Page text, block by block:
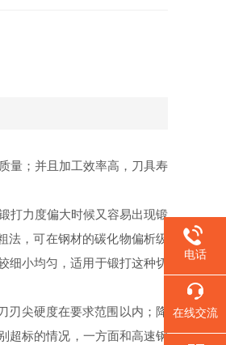
量；并且加工效率高，刀具寿
打力度偏大时候又容易出现锻
，可在钢材的碳化物偏析级
细小均匀，适用于锻打这种切
尖硬度在要求范围以内；降
超标的情况，一方面和高速钢
电话
在线交流